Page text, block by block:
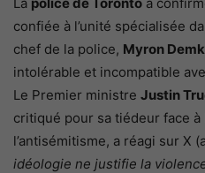
confiée à l’unité spécialisée
chef de la police, Myron
intolérable et incompatible
Le Premier ministre Justin
critiqué pour sa tiédeur face à
l’antisémitisme, a réagi sur X
idéologie ne justifie la